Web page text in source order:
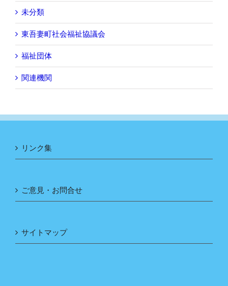
未分類
東吾妻町社会福祉協議会
福祉団体
関連機関
リンク集
ご意見・お問合せ
サイトマップ